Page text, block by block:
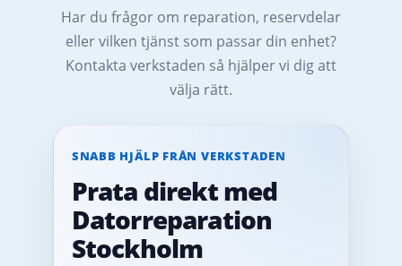
Har du frågor om reparation, reservdelar
eller vilken tjänst som passar din enhet?
Kontakta verkstaden så hjälper vi dig att
välja rätt.
SNABB HJÄLP FRÅN VERKSTADEN
Prata direkt med
Datorreparation
Stockholm